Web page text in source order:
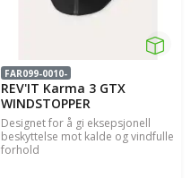
FAR099-0010-
REV'IT Karma 3 GTX
WINDSTOPPER
Designet for å gi eksepsjonell
beskyttelse mot kalde og vindfulle
forhold